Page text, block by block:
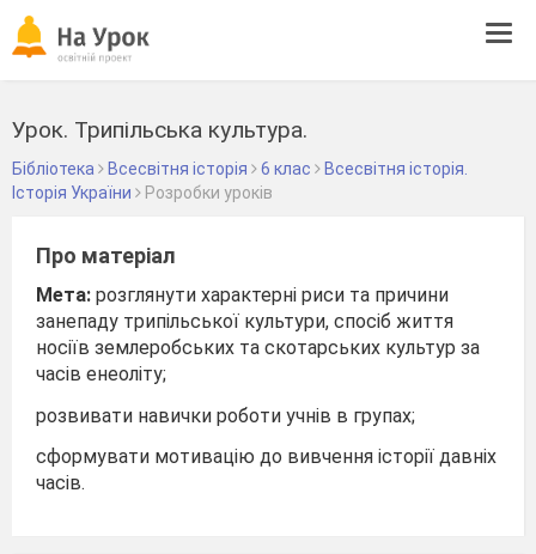
Урок. Трипільська культура.
Бібліотека Всесвітня історія 6 клас
Всесвітня історія.
Історія України
Розробки уроків
Про матеріал
Мета: розглянути характерні риси та причини
занепаду трипіль­ської культури, спосіб життя
носіїв землеробських та ско­тарських культур за
часів енеоліту;
розвивати навички роботи учнів в групах;
сформувати мотивацію до вивчення історії давніх
часів.